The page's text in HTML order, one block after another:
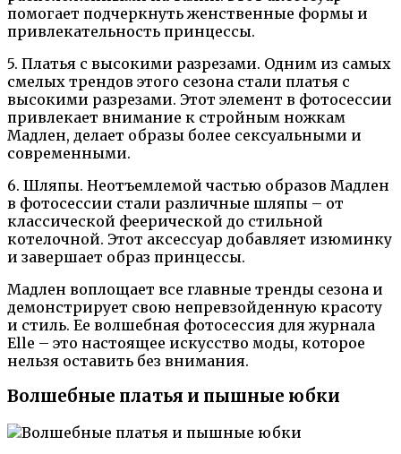
помогает подчеркнуть женственные формы и
привлекательность принцессы.
5. Платья с высокими разрезами. Одним из самых
смелых трендов этого сезона стали платья с
высокими разрезами. Этот элемент в фотосессии
привлекает внимание к стройным ножкам
Мадлен, делает образы более сексуальными и
современными.
6. Шляпы. Неотъемлемой частью образов Мадлен
в фотосессии стали различные шляпы – от
классической феерической до стильной
котелочной. Этот аксессуар добавляет изюминку
и завершает образ принцессы.
Мадлен воплощает все главные тренды сезона и
демонстрирует свою непревзойденную красоту
и стиль. Ее волшебная фотосессия для журнала
Elle – это настоящее искусство моды, которое
нельзя оставить без внимания.
Волшебные платья и пышные юбки